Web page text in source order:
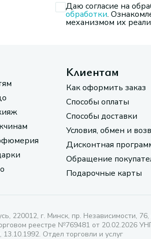
Даю согласие на
обработки.
механизмом их
Клиентам
Как оформить заказ
Способы оплаты
Способы доставки
Условия, обмен и
Дисконтная
Обращение
Подарочные карты
220012, г. Минск, пр. Независимости,
реестре №769481 от 20.02.2026
Отдел торговли и услуг